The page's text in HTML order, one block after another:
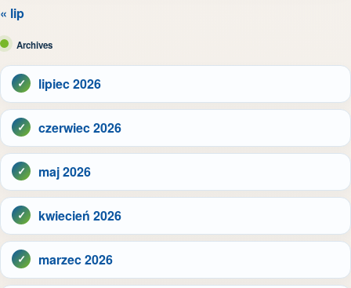
« lip
Archives
lipiec 2026
czerwiec 2026
maj 2026
kwiecień 2026
marzec 2026